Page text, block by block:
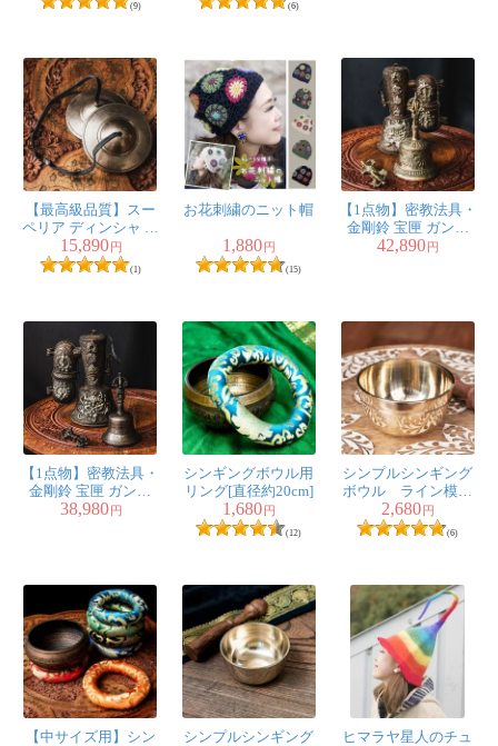
(9) (6)
【最高級品質】スー
ペリア ディンシャ 無
垢仕立て 特大 直径：
約8.7cm 640g程度
15,890円
(1)
お花刺繍のニット帽
1,880円
(15)
【1点物】密教法具・
金剛鈴 宝匣 ガンタ
ー・バジュラ・ケー
42,890円
【1点物】密教法具・
金剛鈴 宝匣 ガンタ
ー・バジュラ・ケー
38,980円
シンギングボウル用
リング[直径約20cm]
1,680円
(12)
シンプルシンギング
ボウル ライン模様
入り 約9.5cm
2,680円
(6)
【中サイズ用】シン シンプルシンギング ヒマラヤ星人のチュ